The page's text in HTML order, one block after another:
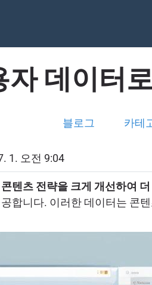
자 데이터
블로그 카테
1. 오전 9:04
텐츠 전략을 크게 개선하여
합니다. 이러한 데이터는 콘